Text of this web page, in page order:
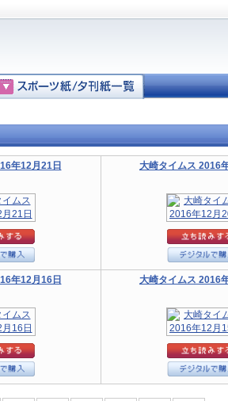
年12月21日 大崎タイムス 2016
年12月16日 大崎タイムス 2016